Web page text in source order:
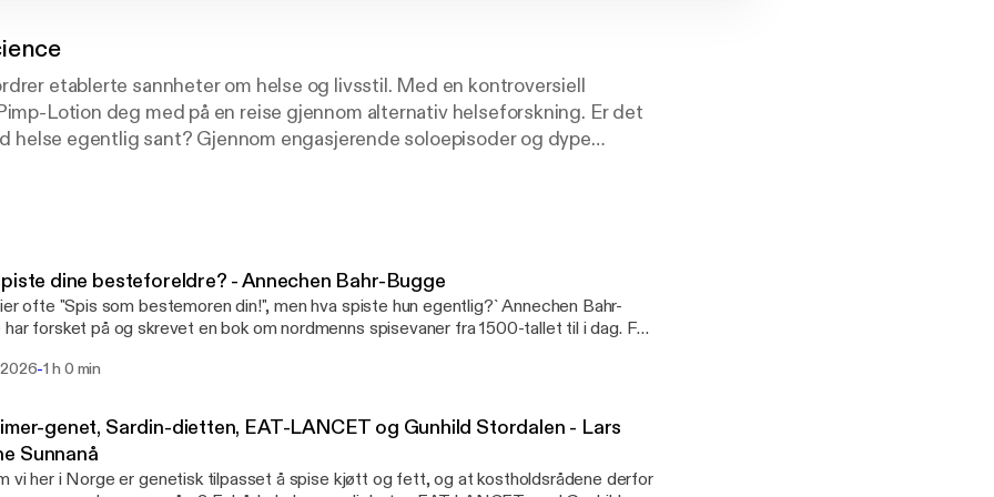
etablerte sannheter om helse og livsstil. Med en kontroversiell
Lotion deg med på en reise gjennom alternativ helseforskning. Er det
helse egentlig sant? Gjennom engasjerende soloepisoder og dype
erfaringer og stiller kritiske spørsmål til anerkjente helseråd. Fra
Pimp Science inviterer deg til å tenke nytt og utfordre status quo.
for en dose kunnskap som kan endre ditt syn på helse og velvære. I Pimp
hellig, og alt er lov i jakten på sannheten om optimal helse.
på Instagram: @mr.pimp_lotion
Thrap Huse
dine besteforeldre? - Annechen Bahr-Bugge
ofte "Spis som bestemoren din!", men hva spiste hun egentlig?` Annechen Bahr-
har forsket på og skrevet en bok om nordmenns spisevaner fra 1500-tallet til i dag. For
spiste, men spørsmålet er om det holder å gå noen hundre år tilbake i tid, eller om vi
2026-1 h 0 min
genet, Sardin-dietten, EAT-LANCET og Gunhild Stordalen - Lars
Sunnanå
vi her i Norge er genetisk tilpasset å spise kjøtt og fett, og at kostholdsrådene derfor